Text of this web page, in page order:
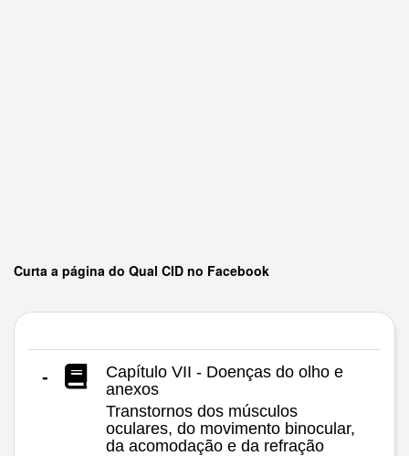
Curta a página do Qual CID no Facebook
-
Capítulo VII - Doenças do olho e
anexos
Transtornos dos músculos
oculares, do movimento binocular,
da acomodação e da refração